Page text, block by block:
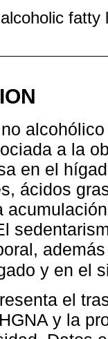
fatty
a la
en el
ácidos
y en el
el
y la